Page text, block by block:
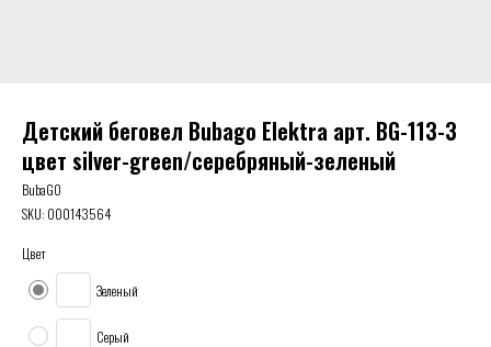
Детский беговел Bubago Elektra арт. BG-113-3
цвет silver-green/серебряный-зеленый
BubaGO
SKU: 000143564
Цвет
Зеленый
Серый